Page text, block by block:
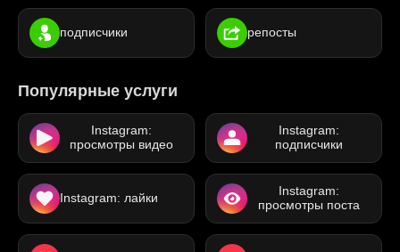
подписчики репосты
Популярные услуги
Instagram:
просмотры видео
Instagram:
подписчики
Instagram: лайки
Instagram:
просмотры поста